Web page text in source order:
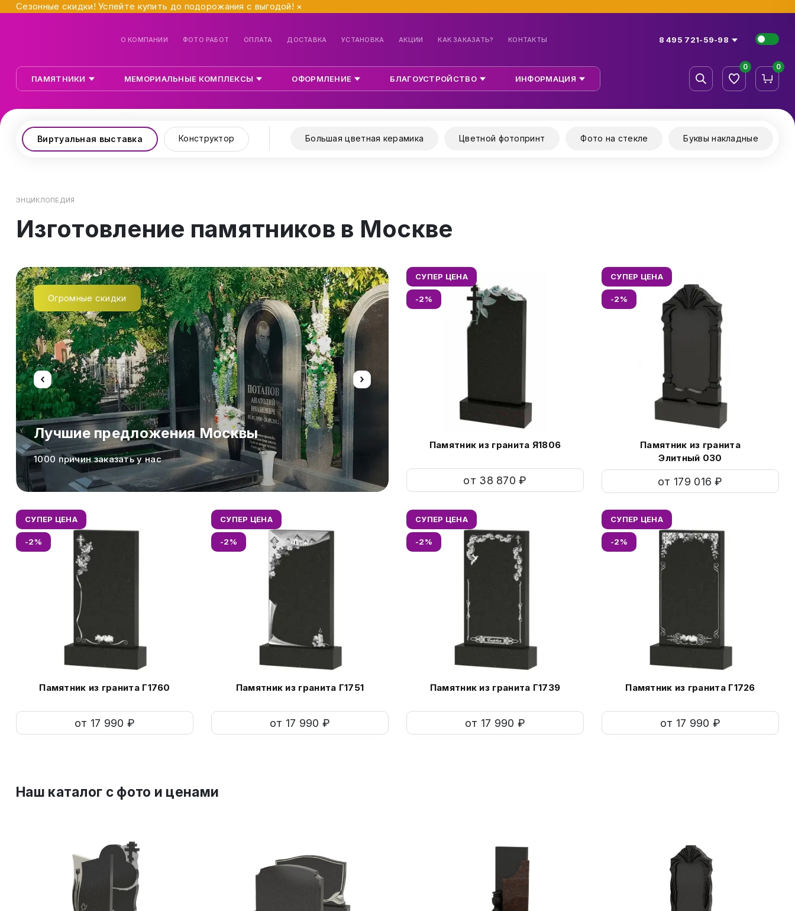
Сезонные скидки! Успейте купить до подорожания с выгодой! ×
О КОМПАНИИ ФОТО РАБОТ ОПЛАТА ДОСТАВКА УСТАНОВКА АКЦИИ КАК ЗАКАЗАТЬ? КОНТАКТЫ 8 495 721-59-98
ПАМЯТНИКИ МЕМОРИАЛЬНЫЕ КОМПЛЕКСЫ ОФОРМЛЕНИЕ БЛАГОУСТРОЙСТВО ИНФОРМАЦИЯ
0 0
Виртуальная выставка Конструктор Большая цветная керамика Цветной фотопринт Фото на стекле Буквы накладные
ЭНЦИКЛОПЕДИЯ
Изготовление памятников в Москве
Огромные скидки
Лучшие предложения Москвы
1000 причин заказать у нас
Изготовление цветного фото на памятник
СУПЕР ЦЕНА
-2%
Памятник из гранита Я1806
от 38 870 ₽
СУПЕР ЦЕНА
-2%
Памятник из гранита
Элитный 030
от 179 016 ₽
СУПЕР ЦЕНА
-2%
Памятник из гранита Г1760
от 17 990 ₽
СУПЕР ЦЕНА
-2%
Памятник из гранита Г1751
от 17 990 ₽
СУПЕР ЦЕНА
-2%
Памятник из гранита Г1739
от 17 990 ₽
СУПЕР ЦЕНА
-2%
Памятник из гранита Г1726
от 17 990 ₽
Наш каталог c фото и ценами